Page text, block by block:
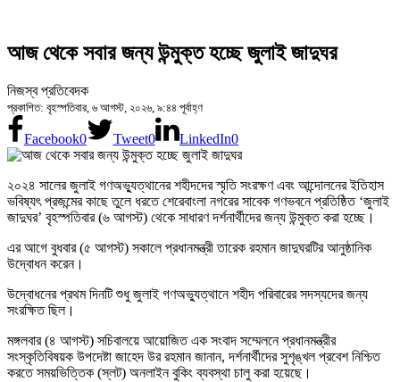
আজ থেকে সবার জন্য উন্মুক্ত হচ্ছে জুলাই জাদুঘর
নিজস্ব প্রতিবেদক
প্রকাশিত: বৃহস্পতিবার, ৬ আগস্ট, ২০২৬, ৯:৪৪ পূর্বাহ্ণ
Facebook0 Tweet0 LinkedIn0
২০২৪ সালের জুলাই গণঅভ্যুত্থানের শহীদদের স্মৃতি সংরক্ষণ এবং আন্দোলনের ইতিহাস
ভবিষ্যৎ প্রজন্মের কাছে তুলে ধরতে শেরেবাংলা নগরের সাবেক গণভবনে প্রতিষ্ঠিত ‘জুলাই
জাদুঘর’ বৃহস্পতিবার (৬ আগস্ট) থেকে সাধারণ দর্শনার্থীদের জন্য উন্মুক্ত করা হচ্ছে।
এর আগে বুধবার (৫ আগস্ট) সকালে প্রধানমন্ত্রী তারেক রহমান জাদুঘরটির আনুষ্ঠানিক
উদ্বোধন করেন।
উদ্বোধনের প্রথম দিনটি শুধু জুলাই গণঅভ্যুত্থানে শহীদ পরিবারের সদস্যদের জন্য
সংরক্ষিত ছিল।
মঙ্গলবার (৪ আগস্ট) সচিবালয়ে আয়োজিত এক সংবাদ সম্মেলনে প্রধানমন্ত্রীর
সংস্কৃতিবিষয়ক উপদেষ্টা জাহেদ উর রহমান জানান, দর্শনার্থীদের সুশৃঙ্খল প্রবেশ নিশ্চিত
করতে সময়ভিত্তিক (স্লট) অনলাইন বুকিং ব্যবস্থা চালু করা হয়েছে।